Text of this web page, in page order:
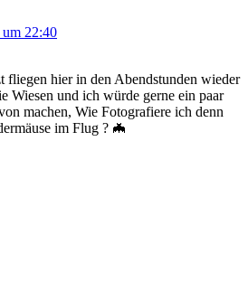
22:40
fliegen hier in den Abendstunden wieder
Wiesen und ich würde gerne ein paar
machen, Wie Fotografiere ich denn
im Flug ? 🦇